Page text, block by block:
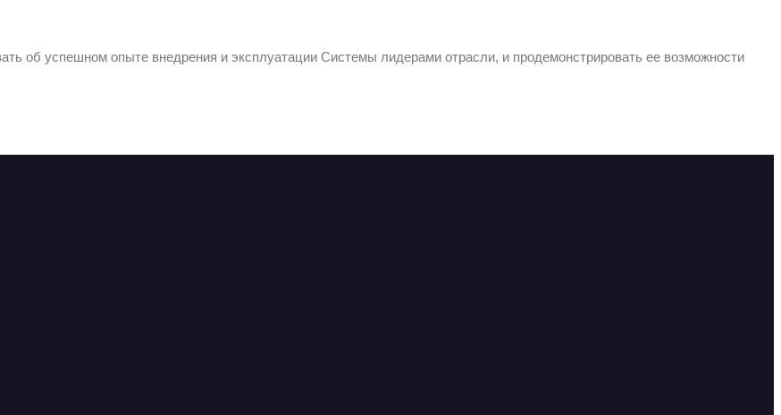
об успешном опыте внедрения и эксплуатации Системы лидерами отрасли, и продемонстрировать ее возможности